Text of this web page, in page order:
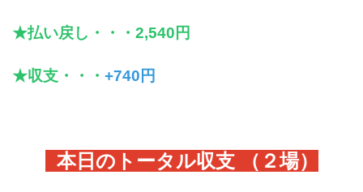
★払い戻し・・・2,540円
★収支・・・ +740円
本日のトータル収支 （２場）